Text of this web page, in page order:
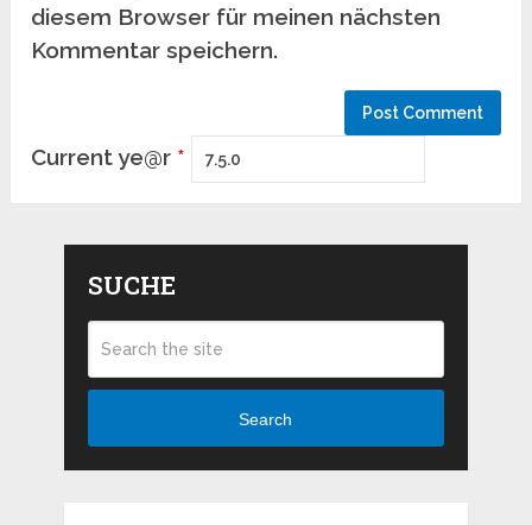
diesem Browser für meinen nächsten
Kommentar speichern.
Current ye@r *
SUCHE
Search